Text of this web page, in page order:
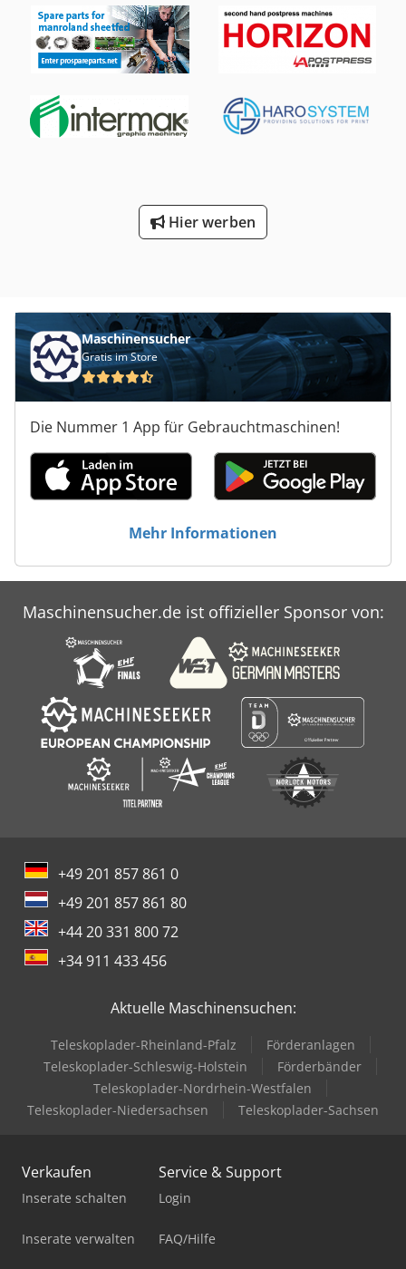
Hier werben
Maschinensucher
Gratis im Store
Die Nummer 1 App für Gebrauchtmaschinen!
Mehr Informationen
Maschinensucher.de ist offizieller Sponsor von:
+49 201 857 861 0
+49 201 857 861 80
+44 20 331 800 72
+34 911 433 456
Aktuelle Maschinensuchen:
Teleskoplader-Rheinland-Pfalz
Förderanlagen
Teleskoplader-Schleswig-Holstein
Förderbänder
Teleskoplader-Nordrhein-Westfalen
Teleskoplader-Niedersachsen
Teleskoplader-Sachsen
Verkaufen
Inserate schalten
Inserate verwalten
Service & Support
Login
FAQ/Hilfe